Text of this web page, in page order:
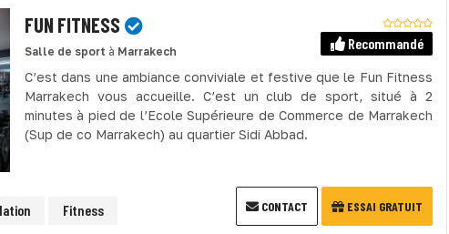
FUN FITNESS
Salle de sport à Marrakech Recommandé
C’est dans une ambiance conviviale et festive que le Fun Fitness
Marrakech vous accueille. C’est un club de sport, situé à 2
minutes à pied de l’Ecole Supérieure de Commerce de Marrakech
(Sup de co Marrakech) au quartier Sidi Abbad.
Fitness CONTACT ESSAI GRATUIT